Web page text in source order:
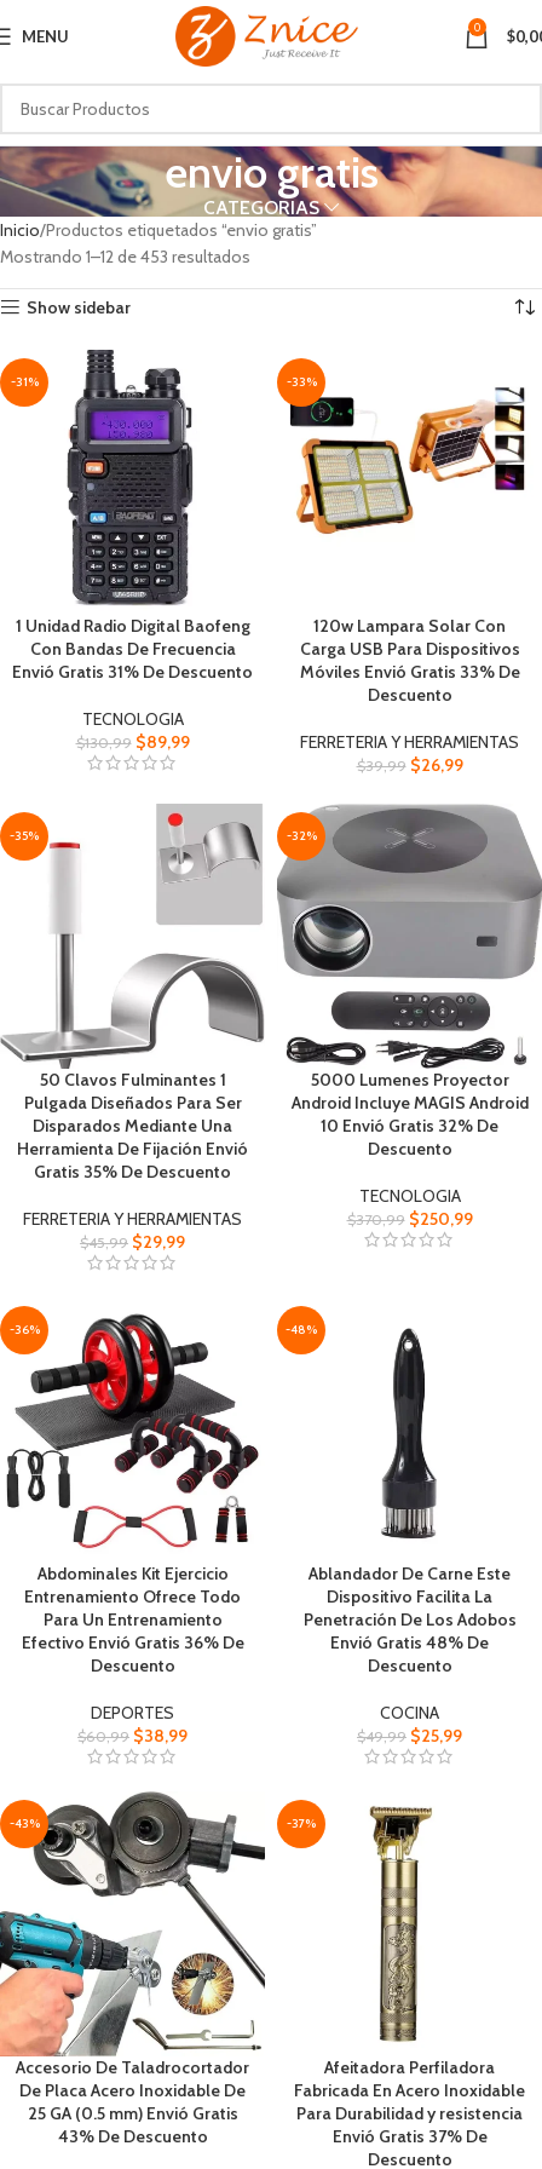
MENU 0 $
envio gratis
CATEGORIAS
Inicio Productos etiquetados “envio gratis”
Mostrando 1–12 de 453 resultados
Show sidebar
-31%
1 Unidad Radio Digital Baofeng
Con Bandas De Frecuencia
Envió Gratis 31% De Descuento
TECNOLOGIA
$130,99 $89,99
-33%
120w Lampara Solar Con
Carga USB Para Dispositivos
Móviles Envió Gratis 33% De
Descuento
FERRETERIA Y HERRAMIENTAS
$39,99 $26,99
-35%
50 Clavos Fulminantes 1
Pulgada Diseñados Para Ser
Disparados Mediante Una
Herramienta De Fijación Envió
Gratis 35% De Descuento
FERRETERIA Y HERRAMIENTAS
$45,99 $29,99
-32%
5000 Lumenes Proyector
Android Incluye MAGIS Android
10 Envió Gratis 32% De
Descuento
TECNOLOGIA
$370,99 $250,99
-36%
Abdominales Kit Ejercicio
Entrenamiento Ofrece Todo
Para Un Entrenamiento
Efectivo Envió Gratis 36% De
Descuento
DEPORTES
$60,99 $38,99
-48%
Ablandador De Carne Este
Dispositivo Facilita La
Penetración De Los Adobos
Envió Gratis 48% De
Descuento
COCINA
$49,99 $25,99
-43%
Accesorio De Taladrocortador
De Placa Acero Inoxidable De
25 GA (0.5 mm) Envió Gratis
43% De Descuento
-37%
Afeitadora Perfiladora
Fabricada En Acero Inoxidable
Para Durabilidad y resistencia
Envió Gratis 37% De
Descuento